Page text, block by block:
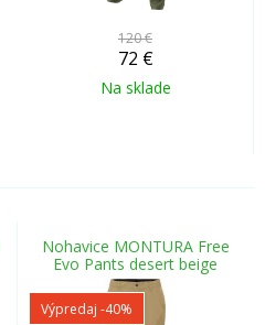
120 €
72 €
Na sklade
Nohavice MONTURA Free
Evo Pants desert beige
Výpredaj -40%